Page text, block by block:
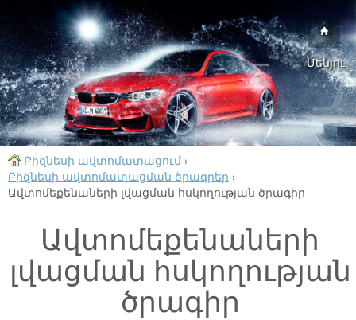
Մենյու
Բիզնեսի ավտոմատացում ›
Բիզնեսի ավտոմատացման ծրագրեր ›
Ավտոմեքենաների լվացման հսկողության ծրագիր
Ավտոմեքենաների
լվացման հսկողության
ծրագիր